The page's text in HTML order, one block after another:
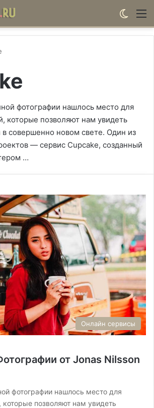
фотографии нашлось место для
которые позволяют нам увидеть
совершенно новом свете. Один из
— сервис Cupcake, созданный
…
Онлайн сервисы
от Jonas Nilsson
фотографии нашлось место для
которые позволяют нам увидеть